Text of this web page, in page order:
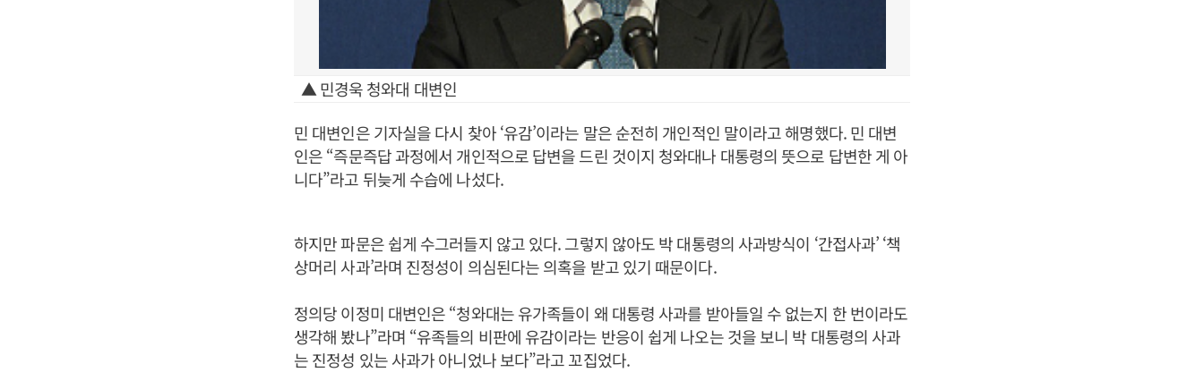
▲ 민경욱 청와대 대변인
민 대변인은 기자실을 다시 찾아 ‘유감’이라는 말은 순전히 개인적인 말이라고 해명했다. 민 대변
인은 “즉문즉답 과정에서 개인적으로 답변을 드린 것이지 청와대나 대통령의 뜻으로 답변한 게 아
니다”라고 뒤늦게 수습에 나섰다.
하지만 파문은 쉽게 수그러들지 않고 있다. 그렇지 않아도 박 대통령의 사과방식이 ‘간접사과’ ‘책
상머리 사과’라며 진정성이 의심된다는 의혹을 받고 있기 때문이다.
정의당 이정미 대변인은 “청와대는 유가족들이 왜 대통령 사과를 받아들일 수 없는지 한 번이라도
생각해 봤나”라며 “유족들의 비판에 유감이라는 반응이 쉽게 나오는 것을 보니 박 대통령의 사과
는 진정성 있는 사과가 아니었나 보다”라고 꼬집었다.